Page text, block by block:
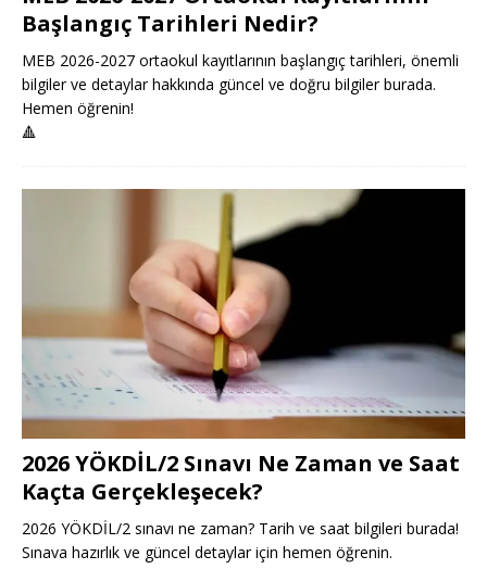
Başlangıç Tarihleri Nedir?
MEB 2026-2027 ortaokul kayıtlarının başlangıç tarihleri, önemli
bilgiler ve detaylar hakkında güncel ve doğru bilgiler burada.
Hemen öğrenin!
🔺
2026 YÖKDİL/2 Sınavı Ne Zaman ve Saat
Kaçta Gerçekleşecek?
2026 YÖKDİL/2 sınavı ne zaman? Tarih ve saat bilgileri burada!
Sınava hazırlık ve güncel detaylar için hemen öğrenin.